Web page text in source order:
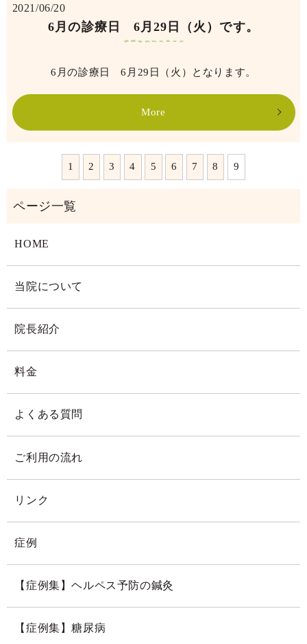
2021/06/20
6月の診療日 6月29日（火）です。
6月の診療日 6月29日（火）となります。
More
1 2 3 4 5 6 7 8 9
HOME
当院について
院長紹介
料金
よくある質問
ご利用の流れ
リンク
症例
【症例集】ヘルペス予防の鍼灸
【症例集】糖尿病